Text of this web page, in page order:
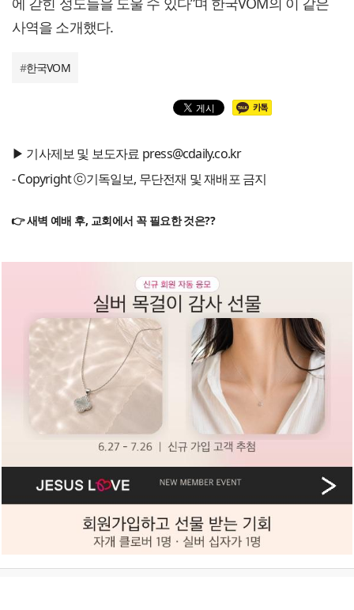
사역을 소개했다.
#한국VOM
▶ 기사제보 및 보도자료 press@cdaily.co.kr
- Copyright ⓒ기독일보, 무단전재 및 재배포 금지
👉 새벽 예배 후, 교회에서 꼭 필요한 것은??